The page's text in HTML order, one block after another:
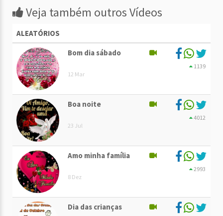
Veja também outros Vídeos
ALEATÓRIOS
Bom dia sábado
12 Mar
1139
Boa noite
23 Jul
4012
Amo minha família
8 Dez
2993
Dia das crianças